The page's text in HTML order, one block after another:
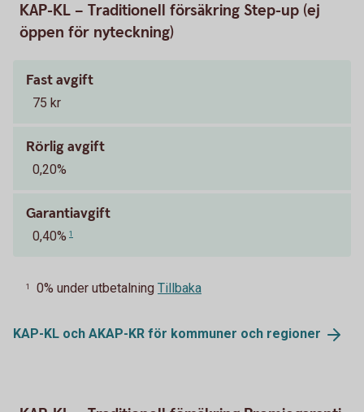
KAP-KL – Traditionell försäkring Step-up (ej
öppen för nyteckning)
Fast avgift
75 kr
Rörlig avgift
0,20%
Garantiavgift
0,40% 1
1 0% under utbetalning Tillbaka
KAP-KL och AKAP-KR för kommuner och regioner